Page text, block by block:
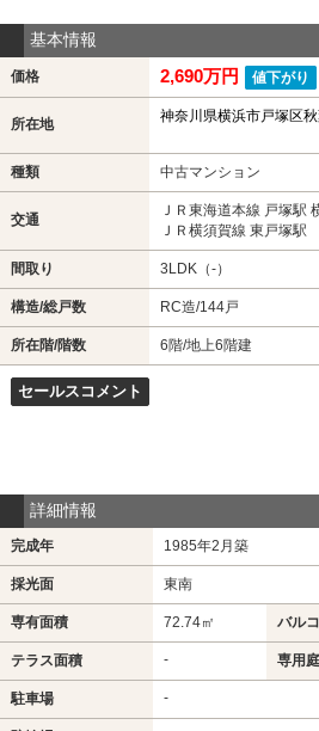
基本情報
価格 2,690万円 値下がり
所在地 神奈川県横浜市戸塚区
種類 中古マンション
交通
ＪＲ東海道本線 戸塚駅
ＪＲ横須賀線 東戸塚駅
間取り 3LDK（-）
構造/総戸数 RC造/144戸
所在階/階数 6階/地上6階建
セールスコメント
詳細情報
完成年 1985年2月築
採光面 東南
専有面積 72.74㎡ バル
テラス面積 - 専用
駐車場 -